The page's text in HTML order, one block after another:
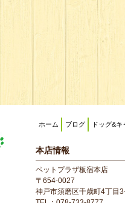
ホーム ブログ ドッグ&キ
本店情報
ペットプラザ板宿本店
〒654-0027
神戸市須磨区千歳町4丁目